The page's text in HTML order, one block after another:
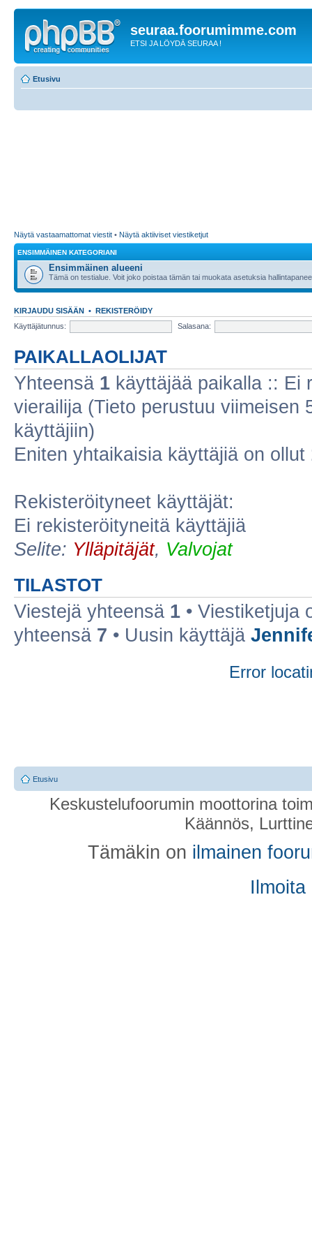
seuraa.foorumimme.com
ETSI JA LÖYDÄ SEURAA !
Etusivu
Näytä vastaamattomat viestit • Näytä aktiiviset viestiketjut
ENSIMMÄINEN KATEGORIANI
Ensimmäinen alueeni
Tämä on testialue. Voit joko poistaa tämän tai muokata asetuksia
KIRJAUDU SISÄÄN • REKISTERÖIDY
Käyttäjätunnus:
Salasana:
PAIKALLAOLIJAT
Yhteensä 1 käyttäjää paikalla :: Ei
vierailija (Tieto perustuu viimeisen
käyttäjiin)
Eniten yhtaikaisia käyttäjiä on ollut
Rekisteröityneet käyttäjät:
Ei rekisteröityneitä käyttäjiä
Selite: Ylläpitäjät, Valvojat
TILASTOT
Viestejä yhteensä 1 • Viestiketjuja
yhteensä 7 • Uusin käyttäjä
Error
Etusivu
Keskustelufoorumin moottorina
Käännös,
Tämäkin on ilmainen